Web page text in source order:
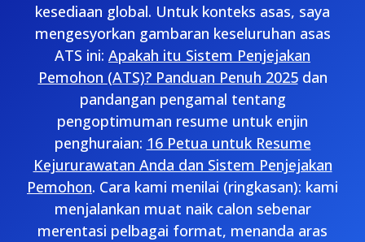
kesediaan global. Untuk konteks asas, saya
mengesyorkan gambaran keseluruhan asas
ATS ini: Apakah itu Sistem Penjejakan
Pemohon (ATS)? Panduan Penuh 2025dan
pandangan pengamal tentang
pengoptimuman resume untuk enjin
penghuraian: 16 Petua untuk Resume
Kejururawatan Anda dan Sistem Penjejakan
Pemohon. Cara kami menilai (ringkasan): kami
menjalankan muat naik calon sebenar
merentasi pelbagai format, menanda aras